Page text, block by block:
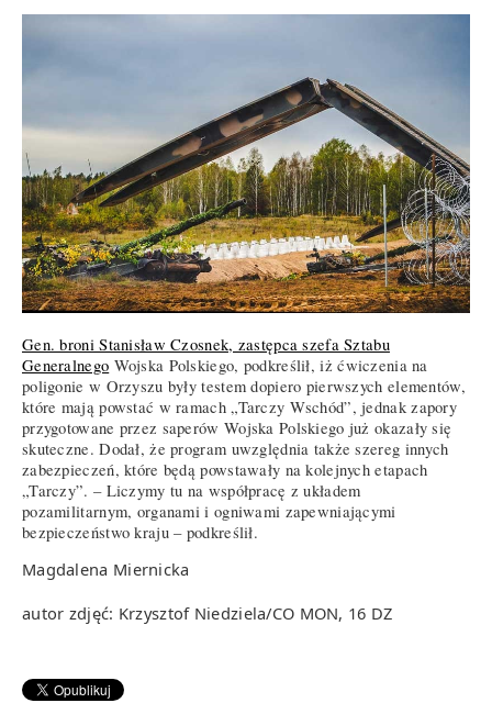
Gen. broni Stanisław Czosnek, zastępca szefa Sztabu
Generalnego Wojska Polskiego, podkreślił, iż ćwiczenia na
poligonie w Orzyszu były testem dopiero pierwszych elementów,
które mają powstać w ramach „Tarczy Wschód”, jednak zapory
przygotowane przez saperów Wojska Polskiego już okazały się
skuteczne. Dodał, że program uwzględnia także szereg innych
zabezpieczeń, które będą powstawały na kolejnych etapach
„Tarczy”. – Liczymy tu na współpracę z układem
pozamilitarnym, organami i ogniwami zapewniającymi
bezpieczeństwo kraju – podkreślił.
Magdalena Miernicka
autor zdjęć: Krzysztof Niedziela/CO MON, 16 DZ